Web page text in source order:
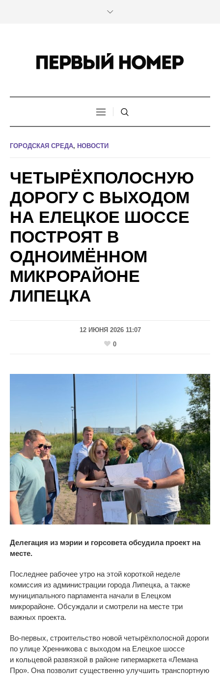
ГОРОДСКАЯ СРЕДА, НОВОСТИ
ЧЕТЫРЁХПОЛОСНУЮ
ДОРОГУ С ВЫХОДОМ
НА ЕЛЕЦКОЕ ШОССЕ
ПОСТРОЯТ В
ОДНОИМЁННОМ
МИКРОРАЙОНЕ
ЛИПЕЦКА
12 ИЮНЯ 2026 11:07
0
Делегация из мэрии и горсовета обсудила проект на
месте.
Последнее рабочее утро на этой короткой неделе
комиссия из администрации города Липецка, а также
муниципального парламента начали в Елецком
микрорайоне. Обсуждали и смотрели на месте три
важных проекта.
Во-первых, строительство новой четырёхполосной дороги
по улице Хренникова с выходом на Елецкое шоссе
и кольцевой развязкой в районе гипермаркета «Лемана
Про». Она позволит существенно улучшить транспортную